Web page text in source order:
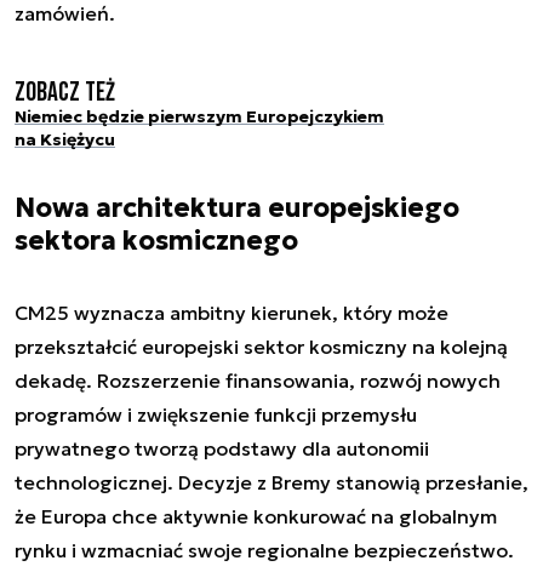
zamówień.
Zobacz też
Niemiec będzie pierwszym Europejczykiem
na Księżycu
Nowa architektura europejskiego
sektora kosmicznego
CM25 wyznacza ambitny kierunek, który może
przekształcić europejski sektor kosmiczny na kolejną
dekadę. Rozszerzenie finansowania, rozwój nowych
programów i zwiększenie funkcji przemysłu
prywatnego tworzą podstawy dla autonomii
technologicznej. Decyzje z Bremy stanowią przesłanie,
że Europa chce aktywnie konkurować na globalnym
rynku i wzmacniać swoje regionalne bezpieczeństwo.